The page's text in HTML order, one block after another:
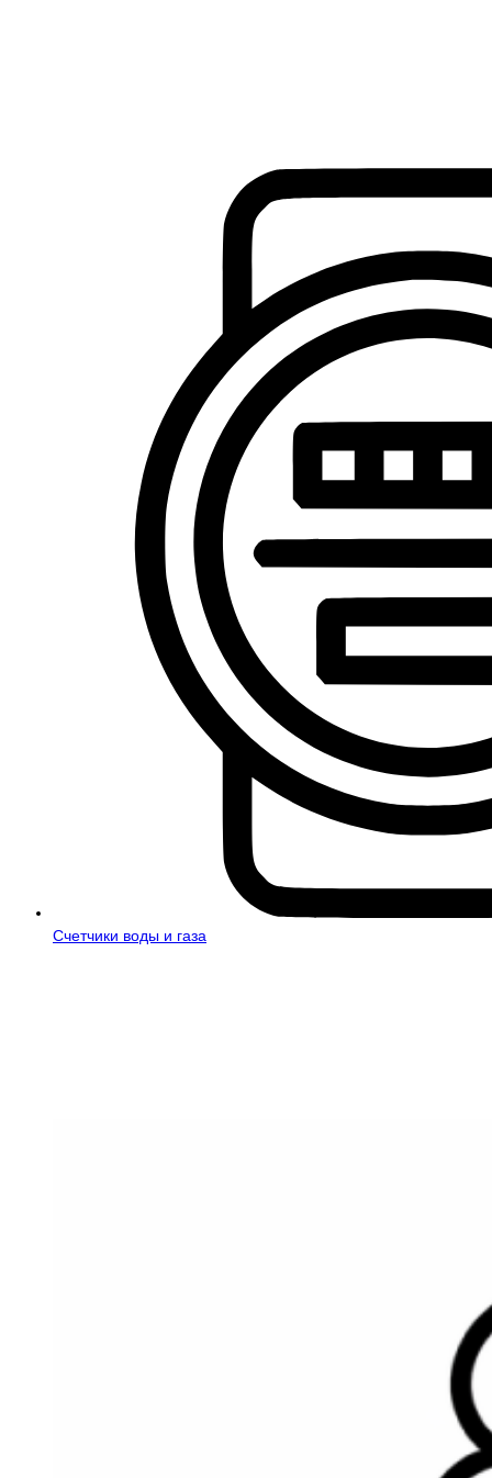
Счетчики воды и газа